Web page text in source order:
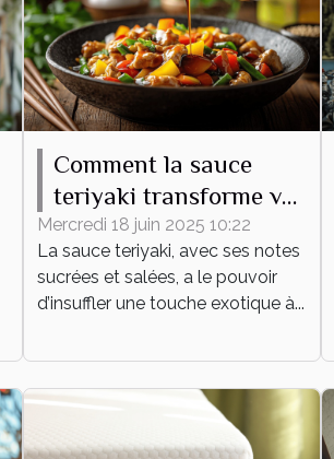
Comment la sauce
teriyaki transforme vos
plats du quotidien
Mercredi 18 juin 2025 10:22
La sauce teriyaki, avec ses notes
sucrées et salées, a le pouvoir
d’insuffler une touche exotique à...